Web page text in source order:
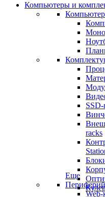
Компьютеры и
racks
Еще